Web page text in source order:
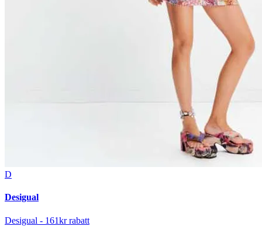
D
Desigual
Desigual - 161kr rabatt